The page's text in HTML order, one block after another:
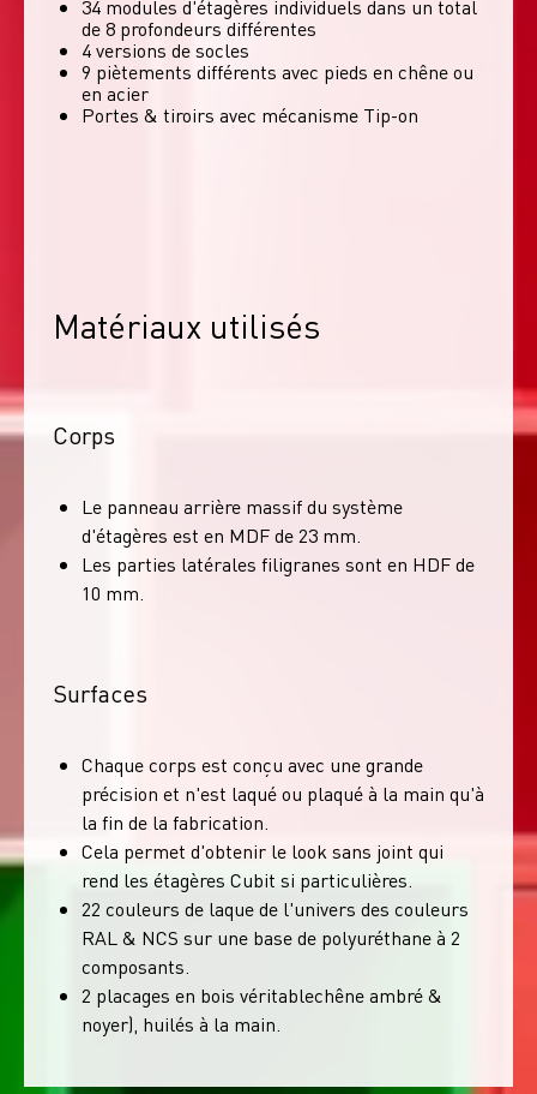
34 modules d'étagères individuels dans un total
de 8 profondeurs différentes
4 versions de socles
9 piètements différents avec pieds en chêne ou
en acier
Portes & tiroirs avec mécanisme Tip-on
Matériaux utilisés
Corps
Le panneau arrière massif du système
d'étagères est en MDF de 23 mm.
Les parties latérales filigranes sont en HDF de
10 mm.
Surfaces
Chaque corps est conçu avec une grande
précision et n'est laqué ou plaqué à la main qu'à
la fin de la fabrication.
Cela permet d'obtenir le look sans joint qui
rend les étagères Cubit si particulières.
22 couleurs de laque de l'univers des couleurs
RAL & NCS sur une base de polyuréthane à 2
composants.
2 placages en bois véritablechêne ambré &
noyer), huilés à la main.